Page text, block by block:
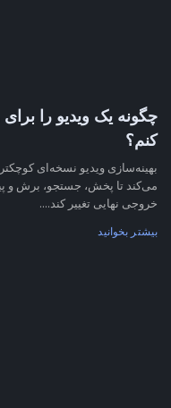
چگونه یک ویدیو را
کنم؟
بهینه‌سازی ویدیو نسخه‌ای
می‌کند تا پخش، جستجو، برش و
خروجی نهایی تغییر کند....
بیشتر بخوانید